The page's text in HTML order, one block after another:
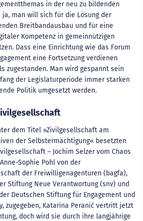
in der neu zu bildenden
ja, man will sich für die Lösung der
Breitbandausbau und für eine
Kompetenz in gemeinnützigen
Dass eine Einrichtung wie das Forum
eine Fortsetzung verdienen
zugestanden. Man wird gespannt sein
der Legislaturperiode immer starken
Politik umgesetzt werden.
dem Titel »Zivilgesellschaft am
der Selbstermächtigung« besetzten
– Jochim Selzer vom Chaos
Sophie Pohl von der
der Freiwilligenagenturen (bagfa),
Stiftung Neue Verantwortung (snv) und
Deutschen Stiftung für Engagement und
zugegeben, Katarina Peranić vertritt jetzt
doch wird sie durch ihre langjährige